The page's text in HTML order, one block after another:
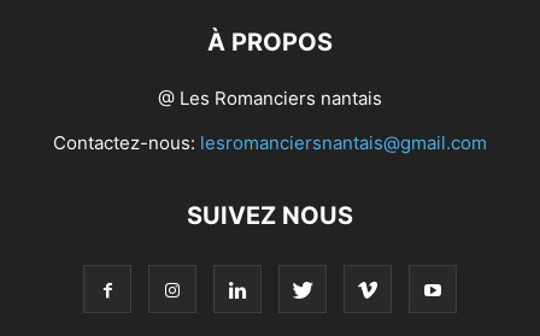
À PROPOS
@ Les Romanciers nantais
Contactez-nous: lesromanciersnantais@gmail.com
SUIVEZ NOUS